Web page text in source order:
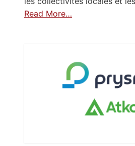
Read More…